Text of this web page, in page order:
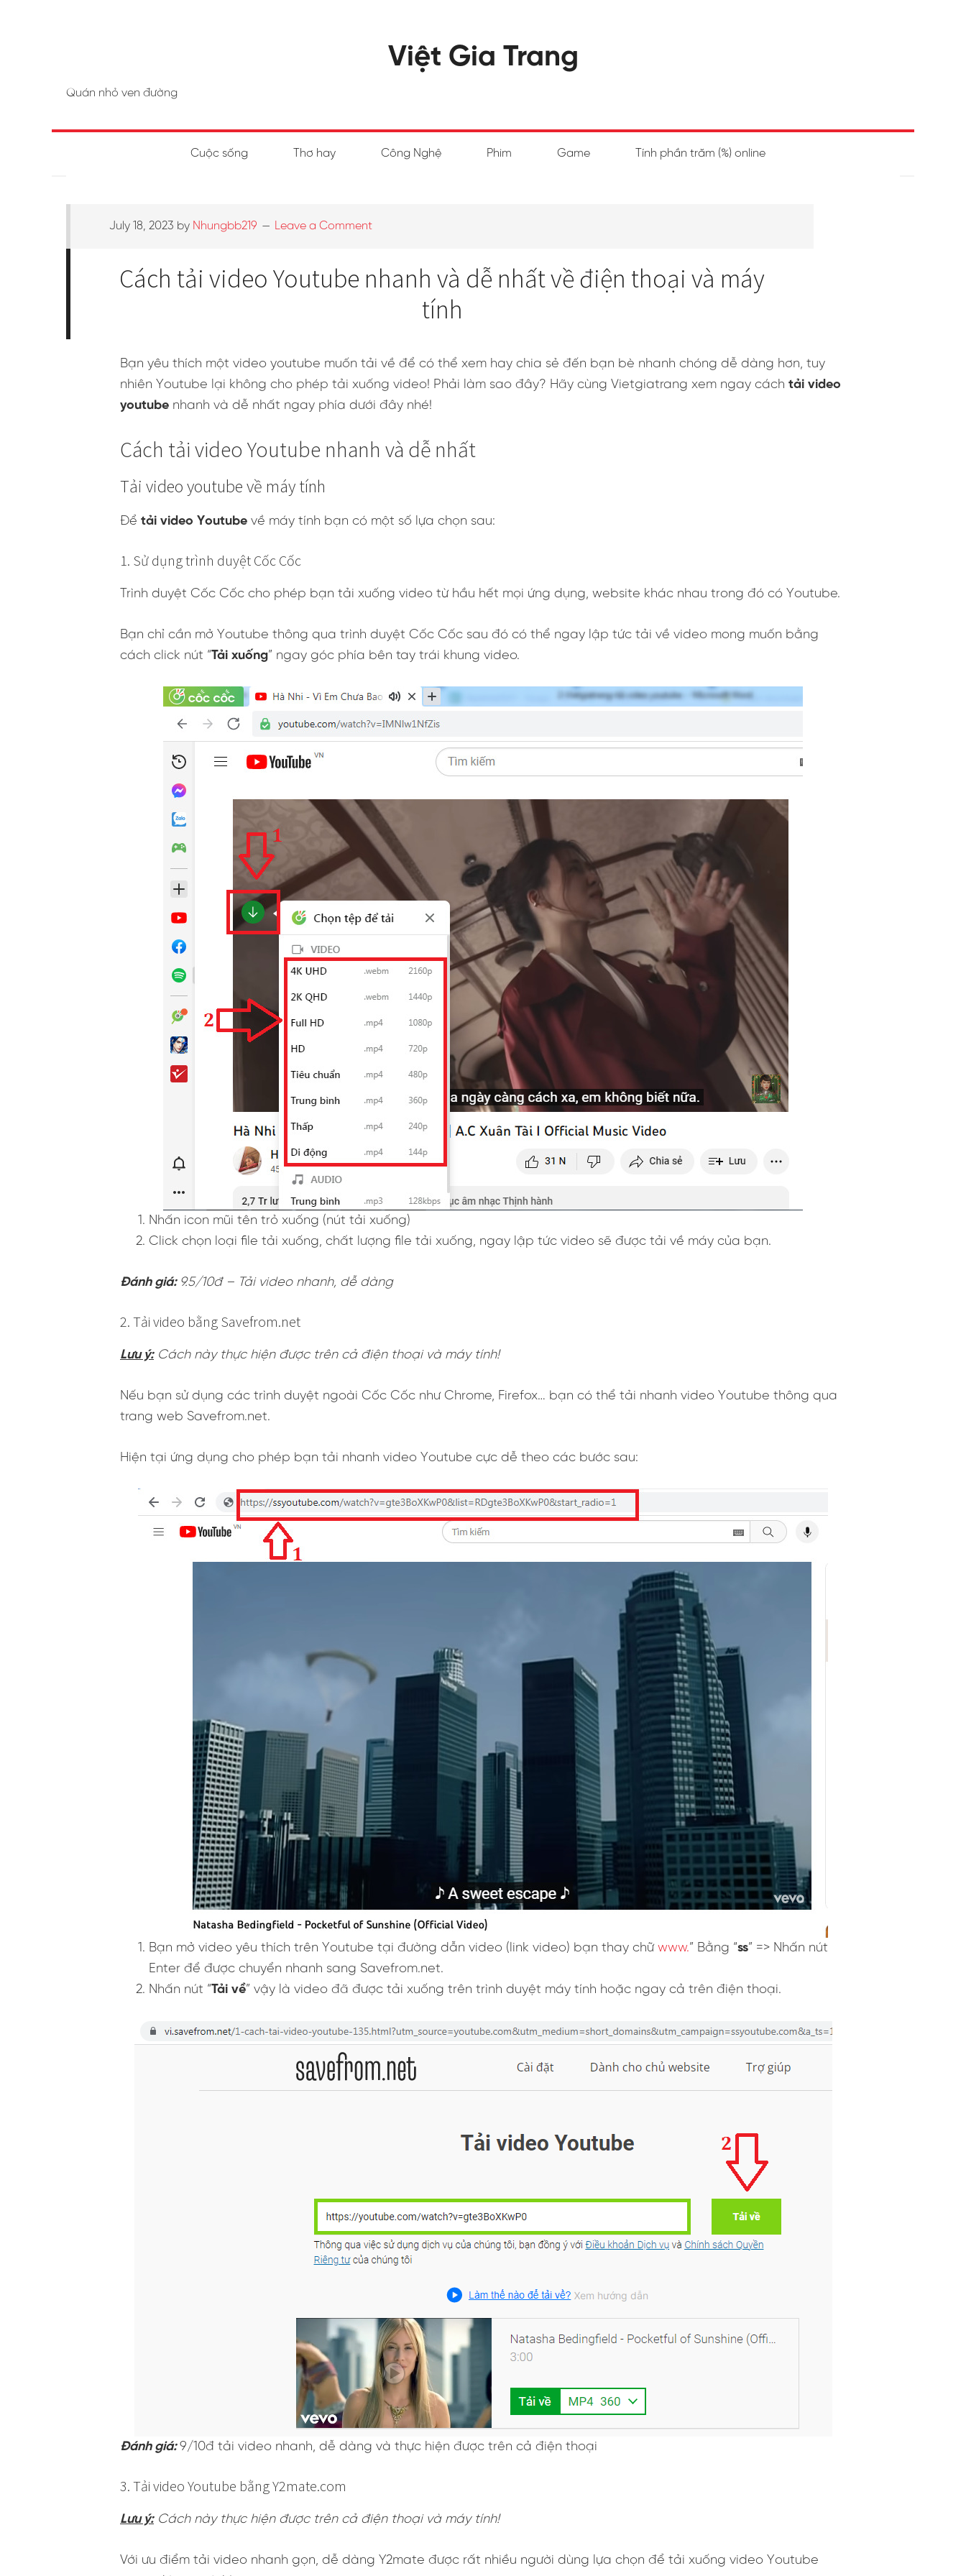
Việt Gia Trang
Quán nhỏ ven đường
Cuộc sống Thơ hay Công Nghệ Phim Game Tính phần trăm (%) online
July 18, 2023 by Nhungbb219 Leave a Comment
Cách tải video Youtube nhanh và dễ nhất về điện thoại và máy
tính
Bạn yêu thích một video youtube muốn tải về để có thể xem hay chia sẻ đến bạn bè nhanh chóng dễ dàng hơn, tuy
nhiên Youtube lại không cho phép tải xuống video! Phải làm sao đây? Hãy cùng Vietgiatrang xem ngay cách tải video
youtube nhanh và dễ nhất ngay phía dưới đây nhé!
Cách tải video Youtube nhanh và dễ nhất
Tải video youtube về máy tính
Để tải video Youtube về máy tính bạn có một số lựa chọn sau:
1. Sử dụng trình duyệt Cốc Cốc
Trình duyệt Cốc Cốc cho phép bạn tải xuống video từ hầu hết mọi ứng dụng, website khác nhau trong đó có Youtube.
Bạn chỉ cần mở Youtube thông qua trình duyệt Cốc Cốc sau đó có thể ngay lập tức tải về video mong muốn bằng
cách click nút “Tải xuống” ngay góc phía bên tay trái khung video.
Nhấn icon mũi tên trỏ xuống (nút tải xuống)
Click chọn loại file tải xuống, chất lượng file tải xuống, ngay lập tức video sẽ được tải về máy của bạn.
Đánh giá: 9.5/10đ – Tải video nhanh, dễ dàng
2. Tải video bằng Savefrom.net
Lưu ý:Cách này thực hiện được trên cả điện thoại và máy tính!
Nếu bạn sử dụng các trình duyệt ngoài Cốc Cốc như Chrome, Firefox… bạn có thể tải nhanh video Youtube thông qua
trang web Savefrom.net.
Hiện tại ứng dụng cho phép bạn tải nhanh video Youtube cực dễ theo các bước sau:
Bạn mở video yêu thích trên Youtube tại đường dẫn video (link video) bạn thay chữ www.” Bằng “ss” => Nhấn nút
Enter để được chuyển nhanh sang Savefrom.net.
Nhấn nút “Tải về” vậy là video đã được tải xuống trên trình duyệt máy tính hoặc ngay cả trên điện thoại.
Đánh giá:9/10đ tải video nhanh, dễ dàng và thực hiện được trên cả điện thoại
3. Tải video Youtube bằng Y2mate.com
Lưu ý:Cách này thực hiện được trên cả điện thoại và máy tính!
Với ưu điểm tải video nhanh gọn, dễ dàng Y2mate được rất nhiều người dùng lựa chọn để tải xuống video Youtube